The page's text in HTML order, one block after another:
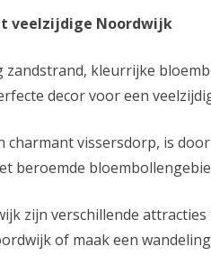
veelzijdige Noordwijk
zandstrand, kleurrijke
decor voor een
charmant vissersdorp, is
beroemde
zijn verschillende
of maak een